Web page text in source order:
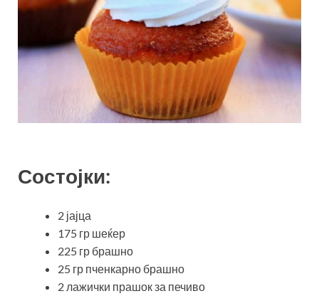
Состојки:
2 јајца
175 гр шеќер
225 гр брашно
25 гр пченкарно брашно
2 лажички прашок за печиво